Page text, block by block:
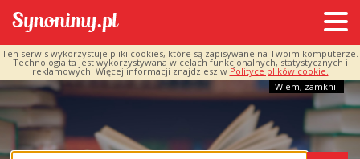
Ten serwis wykorzystuje pliki cookies, które są zapisywane na Twoim komputerze.
Technologia ta jest wykorzystywana w celach funkcjonalnych, statystycznych i
reklamowych. Więcej informacji znajdziesz w Polityce plików cookie.
Wiem, zamknij